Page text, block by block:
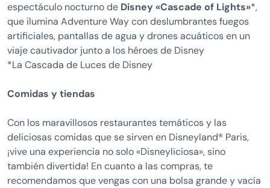
espectáculo nocturno de Disney «Cascade of Lights»*,
que ilumina Adventure Way con deslumbrantes fuegos
artificiales, pantallas de agua y drones acuáticos en un
viaje cautivador junto a los héroes de Disney
*La Cascada de Luces de Disney
Comidas y tiendas
Con los maravillosos restaurantes temáticos y las
deliciosas comidas que se sirven en Disneyland® Paris,
¡vive una experiencia no solo «Disneyliciosa», sino
también divertida! En cuanto a las compras, te
recomendamos que vengas con una bolsa grande y vacía